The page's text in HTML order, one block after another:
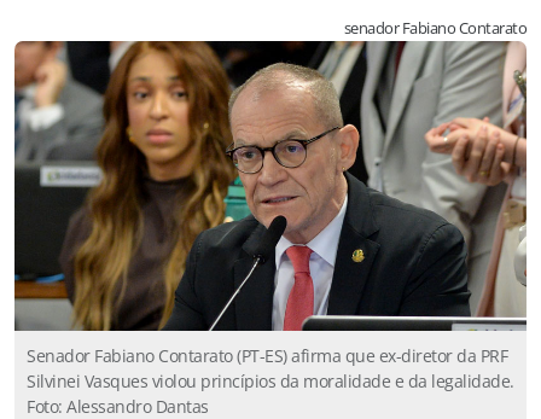
senador Fabiano Contarato
Senador Fabiano Contarato (PT-ES) afirma que ex-diretor da PRF
Silvinei Vasques violou princípios da moralidade e da legalidade.
Foto: Alessandro Dantas